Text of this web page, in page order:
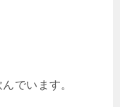
でいます。